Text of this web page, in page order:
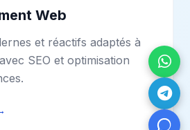
Web
et réactifs adaptés à
SEO et optimisation